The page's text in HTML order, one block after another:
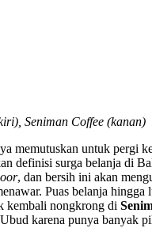
Seniman Coffee (kanan)
memutuskan untuk pergi
definisi surga belanja di
, dan bersih ini akan
Puas belanja hingga
kembali nongkrong di
karena punya banyak